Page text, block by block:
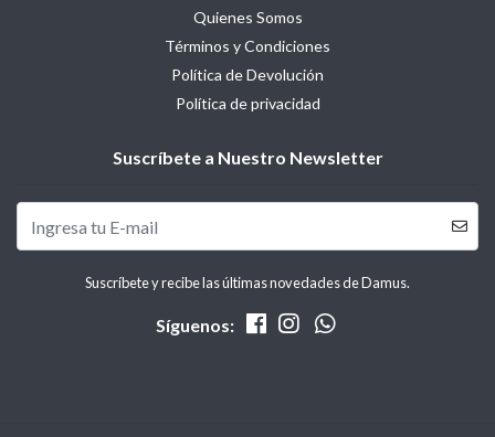
Quienes Somos
Términos y Condiciones
Política de Devolución
Política de privacidad
Suscríbete a Nuestro Newsletter
Suscríbete y recibe las últimas novedades de Damus.
Síguenos: